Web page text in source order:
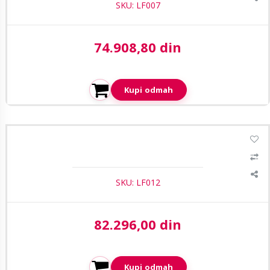
SKU: LF007
Aktuelna cena:
74.908,80 din
Kupi odmah
LIFE motor za krilne kapije do 3M OPTIMO OP3 UNI 230V
SKU: LF012
Aktuelna cena:
82.296,00 din
Kupi odmah